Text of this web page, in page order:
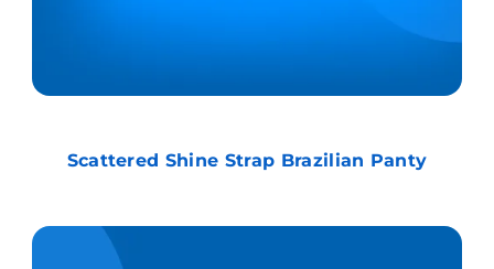
Scattered Shine Strap Brazilian Panty